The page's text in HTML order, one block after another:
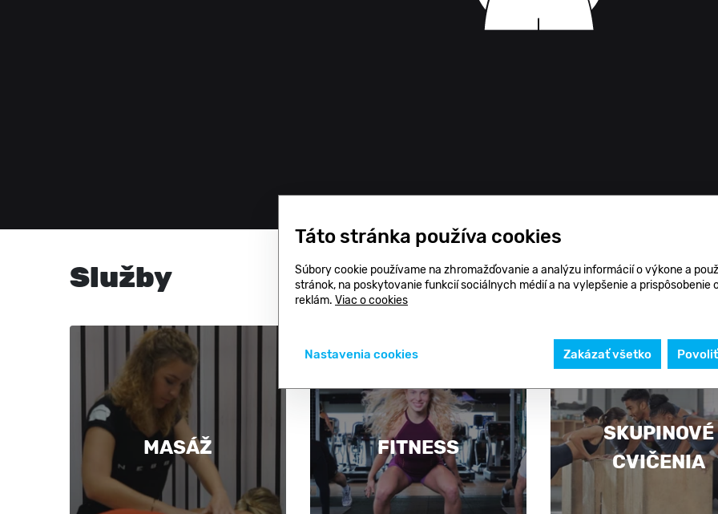
Služby
MASÁŽ FITNESS
SKUPINOVÉ
CVIČENIA
Táto stránka používa cookies
Súbory cookie používame na zhromažďovanie a analýzu informácií o výkone a
stránok, na poskytovanie funkcií sociálnych médií a na vylepšenie a prispôsobenie
reklám. Viac o cookies
Nastavenia cookies Zakázať všetko